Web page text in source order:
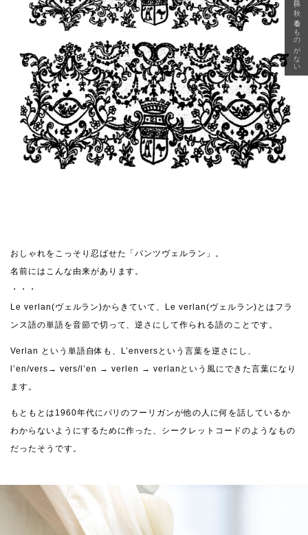
おしゃれをこっそり忍ばせた「パンツヴェルラン」。
名前にはこんな由来があります。
・・・
Le verlan(ヴェルラン)からきていて、Le verlan(ヴェルラン)とはフラ
ンス語の単語を音節で切って、逆さにして作られる語のことです。
Verlan という単語自体も、L’enversという言葉を逆さにし、
l’en/vers→ vers/l’en → verlen → verlanという風にできた言葉になり
ます。
もともとは1960年代にパリのフーリガンが他の人に何を話しているか
わからないようにするために作った、シークレットコードのようなもの
だったそうです。
急に秋、着るものがない